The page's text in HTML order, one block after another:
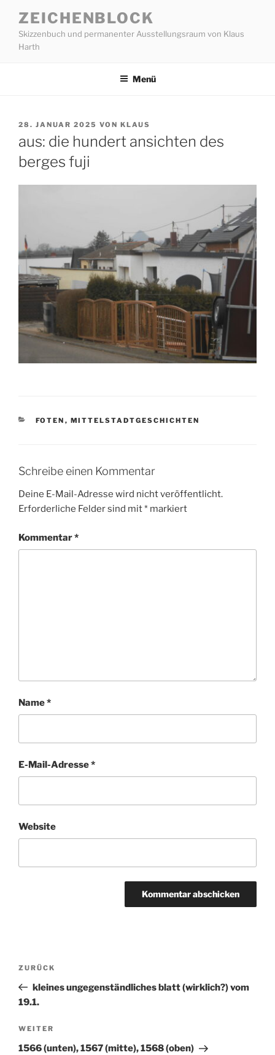
Inhalt
springen
ZEICHENBLOCK
Skizzenbuch und permanenter Ausstellungsraum von Klaus
Harth
Menü
VERÖFFENTLICHT
28. JANUAR 2025 VON KLAUS
aus: die hundert ansichten des
berges fuji
KATEGORIEN
FOTEN , MITTELSTADTGESCHICHTEN
Schreibe einen Kommentar
Deine E-Mail-Adresse wird nicht veröffentlicht.
Erforderliche Felder sind mit* markiert
Kommentar*
Name*
E-Mail-Adresse*
Website
Beitragsnavigation
Vorheriger
Beitrag
ZURÜCK
kleines ungegenständliches blatt (wirklich?) vom
19.1.
Nächster
Beitrag
WEITER
1566 (unten), 1567 (mitte), 1568 (oben)